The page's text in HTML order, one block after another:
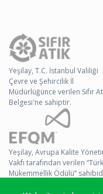
Yeşilay, T.C. İstanbul Valiliği
Çevre ve Şehircilik İl
Müdürlüğünce verilen Sıfır
Belgesi'ne sahiptir.
Yeşilay, Avrupa Kalite
Vakfı tarafından verilen
Mükemmellik Ödülü”